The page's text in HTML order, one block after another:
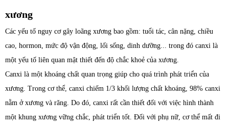
xương
Các yếu tố nguy cơ gây loãng xương bao gồm: tuổi tác, cân nặng, chiều
cao, hormon, mức độ vận động, lối sống, dinh dưỡng... trong đó canxi là
một yếu tố liên quan mật thiết đến độ chắc khoẻ của xương.
Canxi là một khoáng chất quan trọng giúp cho quá trình phát triển của
xương. Trong cơ thể, canxi chiếm 1/3 khối lượng chất khoáng, 98% canxi
nằm ở xương và răng. Do đó, canxi rất cần thiết đối với việc hình thành
một khung xương vững chắc, phát triển tốt. Đối với phụ nữ, cơ thể mất đi